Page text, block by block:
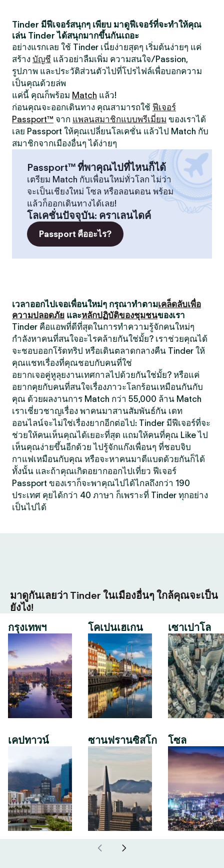
Tinder มีฟีเจอร์สนุกๆ เพียบ มาดูฟีเจอร์ที่จะทำให้คุณ
เล่น Tinder ได้สนุกมากขึ้นกันเถอะ
อย่างแรกเลย ใช้ Tinder เนี่ยง่ายสุดๆ เริ่มต้นง่ายๆ แค่
สร้าง บัญชี แล้วอย่าลืมเพิ่ม ความสนใจ/Passion,
รูปภาพ และประวัติส่วนตัวไปที่โปรไฟล์เพื่อบอกความ
เป็นคุณด้วยล่พ
แค่นี้ คุณก็พร้อม Match แล้ว!
ก่อนคุณจะออกเดินทาง คุณสามารถใช้ ฟีเจอร์
Passport™ จาก แพลนสมาชิกแบบพรีเมี่ยม ของเราได้
เลย Passport ให้คุณเปลี่ยนโลเคชั่น แล้วไป Match กับ
สมาชิกจากเมืองอื่นๆ ได้ง่ายๆ
Passport™ ที่พาคุณไปที่ไหนก็ได้
เตรียม Match กับเพื่อนใหม่ทั่วโลก ไม่ว่า
จะเป็นเชียงใหม่ โซล หรือลอนดอน พร้อม
แล้วก็ออกเดินทางได้เลย!
โลเคชั่นปัจจุบัน: คราเลนไดค์
Passport คืออะไร?
เวลาออกไปเจอเพื่อนใหม่ๆ กรุณาทำตามเคล็ดลับเพื่อ
ความปลอดภัย และหลักปฏิบัติของชุมชนของเรา
Tinder คือแอพที่ดีที่สุดในการทำความรู้จักคนใหม่ๆ
กำลังหาคนที่สนใจอะไรคล้ายกันใช่มั้ย? เราช่วยคุณได้
จะชอบออกโร้ดทริป หรือเดินตลาดกลางคืน Tinder ให้
คุณแชทเรื่องที่คุณชอบกับคนที่ใช่
อยากเจอคู่หูลุยงานเทศกาลไปด้วยกันใช่มั้ย? หรือแค่
อยากคุยกับคนที่สนใจเรื่องภาวะโลกร้อนเหมือนกันกับ
คุณ ด้วยผลงานการ Match กว่า 55,000 ล้าน Match
เราเชี่ยวชาญเรื่อง พาคนมาสานสัมพันธ์กัน เดท
ออนไลน์จะไม่ใช่เรื่องยากอีกต่อไป: Tinder มีฟีเจอร์ที่จะ
ช่วยให้คนเห็นคุณได้เยอะที่สุด แถมให้คนที่คุณ Like ไป
เห็นคุณง่ายขึ้นอีกด้วย ไปรู้จักแก๊งเพื่อนๆ ที่ชอบจิบ
กาแฟเหมือนกับคุณ หรือจะหาคนมาตีแบดด้วยกันก็ได้
ทั้งนั้น และถ้าคุณเกิดอยากออกไปเที่ยว ฟีเจอร์
Passport ของเราก็จะพาคุณไปได้ไกลถึงกว่า 190
ประเทศ คุยได้กว่า 40 ภาษา ก็เพราะที่ Tinder ทุกอย่าง
เป็นไปได้
มาดูกันเลยว่า Tinder ในเมืองอื่นๆ ใกล้คุณจะเป็น
ยังไง!
กรุงเทพฯ
เคปทาวน์
โคเปนเฮเกน
ซานฟรานซิสโก
เซาเปาโล
โซล